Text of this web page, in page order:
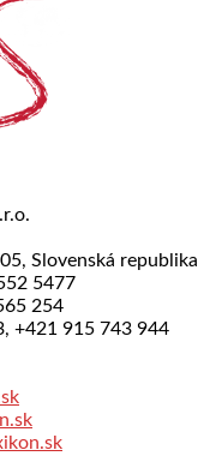
Slovenská republika
5477
254
+421 915 743 944